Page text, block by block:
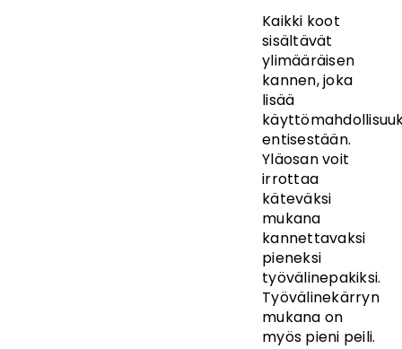
Kaikki koot
sisältävät
ylimääräisen
kannen, joka
lisää
entisestään.
Yläosan voit
irrottaa
käteväksi
mukana
kannettavaksi
pieneksi
työvälinepakiksi.
Työvälinekärryn
mukana on
myös pieni peili.